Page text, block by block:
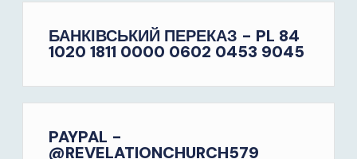
БАНКІВСЬКИЙ ПЕРЕКАЗ - PL 84
1020 1811 0000 0602 0453 9045
PAYPAL -
@REVELATIONCHURCH579